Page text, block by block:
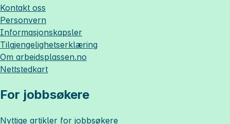
Kontakt oss
Personvern
Informasjonskapsler
Tilgjengelighetserklæring
Om arbeidsplassen.no
Nettstedkart
For jobbsøkere
Nyttige artikler for jobbsøkere